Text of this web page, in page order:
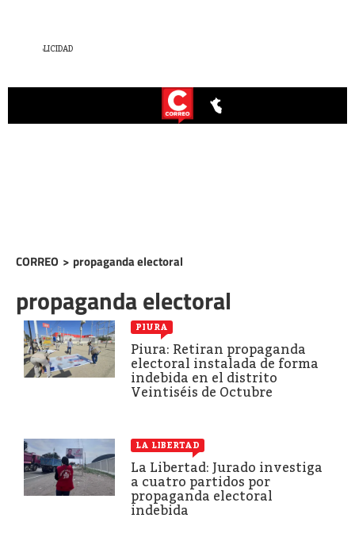
CORREO > propaganda electoral
propaganda electoral
PIURA
Piura: Retiran propaganda
electoral instalada de forma
indebida en el distrito
Veintiséis de Octubre
LA LIBERTAD
La Libertad: Jurado investiga
a cuatro partidos por
propaganda electoral
indebida